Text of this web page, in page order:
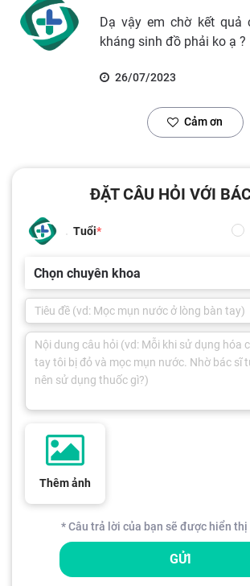
Dạ vậy em chờ kết quả
kháng sinh đồ phải ko ạ ?
26/07/2023
Cảm ơn
ĐẶT CÂU HỎI VỚI
Tuổi
Chọn chuyên khoa
Thêm ảnh
* Câu trả lời của bạn sẽ được hiển thị
GỬI